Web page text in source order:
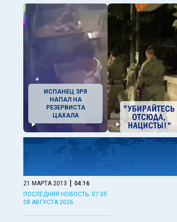
ИСПАНЕЦ ЗРЯ
НАПАЛ НА
РЕЗЕРВИСТА
ЦАХАЛА
21 МАРТА 2013 | 04:16
ПОСЛЕДНЯЯ НОВОСТЬ: 07:05
08 АВГУСТА 2026